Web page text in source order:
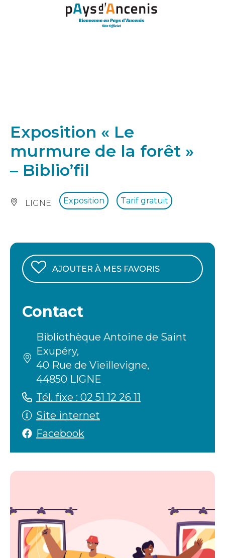
Panneau de gestion des cookies
Exposition « Le
murmure de la forêt »
– Biblio’fil
LIGNE Exposition Tarif gratuit
AJOUTER À MES FAVORIS
Contact
Bibliothèque Antoine de Saint
Exupéry,
40 Rue de Vieillevigne,
44850 LIGNE
Tél. fixe : 02 51 12 26 11
Site internet
Facebook